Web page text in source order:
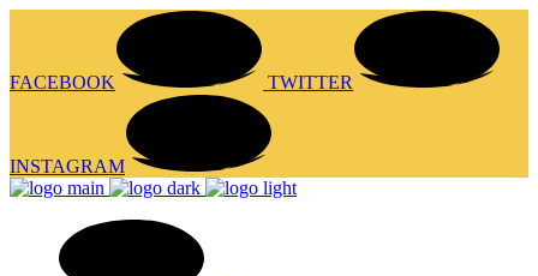
FACEBOOK TWITTER
INSTAGRAM